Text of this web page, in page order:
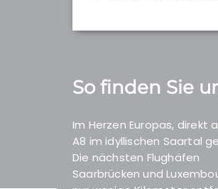
So finden Sie
Im Herzen Europas, direkt
A8 im idyllischen Saartal
Die nächsten Flughäfen
Saarbrücken und